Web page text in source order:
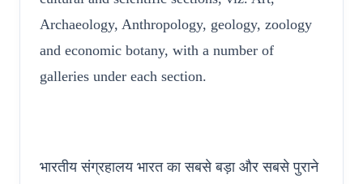
Archaeology, Anthropology, geology, zoology
and economic botany, with a number of
galleries under each section.
भारतीय संग्रहालय भारत का सबसे बड़ा और सबसे पुराने